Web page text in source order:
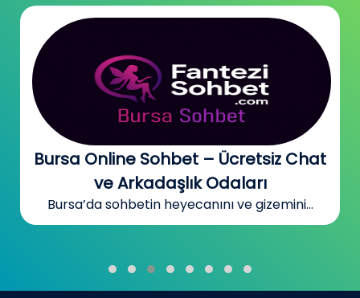
Bursa Online Sohbet – Ücretsiz Chat
ve Arkadaşlık Odaları
Bursa’da sohbetin heyecanını ve gizemini...